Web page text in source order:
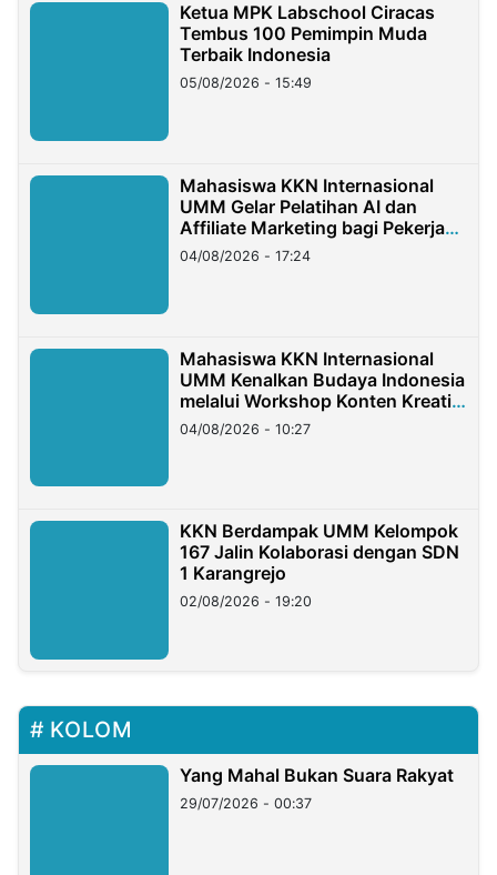
Ketua MPK Labschool Ciracas
Tembus 100 Pemimpin Muda
Terbaik Indonesia
05/08/2026 - 15:49
Mahasiswa KKN Internasional
UMM Gelar Pelatihan AI dan
Affiliate Marketing bagi Pekerja
Migran Indonesia di Taiwan
04/08/2026 - 17:24
Mahasiswa KKN Internasional
UMM Kenalkan Budaya Indonesia
melalui Workshop Konten Kreatif
di Taiwan
04/08/2026 - 10:27
KKN Berdampak UMM Kelompok
167 Jalin Kolaborasi dengan SDN
1 Karangrejo
02/08/2026 - 19:20
KOLOM
Yang Mahal Bukan Suara Rakyat
29/07/2026 - 00:37